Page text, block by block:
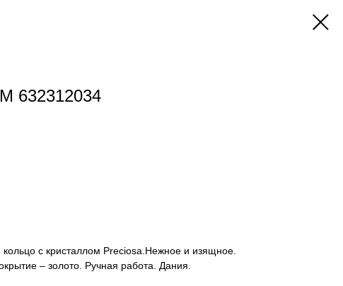
632312034
кольцо с кристаллом Preciosa.Нежное и изящное.
– золото. Ручная работа. Дания.